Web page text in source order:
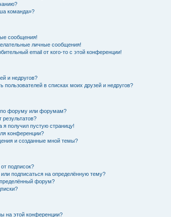
команда»?
сообщения!
личные сообщения!
email от кого-то с этой конференции!
и недругов?
пользователей в списках моих друзей и недругов?
по форуму или форумам?
я получил пустую страницу!
конференции?
и созданные мной темы?
подписок?
или подписаться на определённую тему?
форум?
на этой конференции?